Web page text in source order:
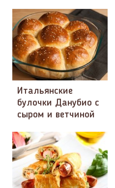
Итальянские
булочки Данубио с
сыром и ветчиной